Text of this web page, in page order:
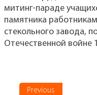
митинг-параде
памятника
стекольного завода,
Отечественной войне
Previous